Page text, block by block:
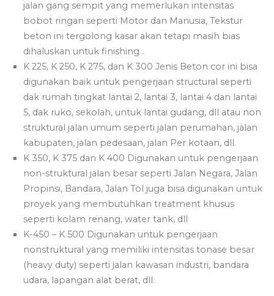
jalan gang sempit yang memerlukan intensitas
bobot ringan seperti Motor dan Manusia, Tekstur
beton ini tergolong kasar akan tetapi masih bias
dihaluskan untuk finishing .
K 225, K 250, K 275, dan K 300 Jenis Beton cor ini bisa
digunakan baik untuk pengerjaan structural seperti
dak rumah tingkat lantai 2, lantai 3, lantai 4 dan lantai
5, dak ruko, sekolah, untuk lantai gudang, dll atau non
struktural jalan umum seperti jalan perumahan, jalan
kabupaten, jalan pedesaan, jalan Per kotaan, dll.
K 350, K 375 dan K 400 Digunakan untuk pengerjaan
non-struktural jalan besar seperti Jalan Negara, Jalan
Propinsi, Bandara, Jalan Tol juga bisa digunakan untuk
proyek yang membutuhkan treatment khusus
seperti kolam renang, water tank, dll
K-450 – K 500 Digunakan untuk pengerjaan
nonstruktural yang memiliki intensitas tonase besar
(heavy duty) seperti jalan kawasan industri, bandara
udara, lapangan alat berat, dll.